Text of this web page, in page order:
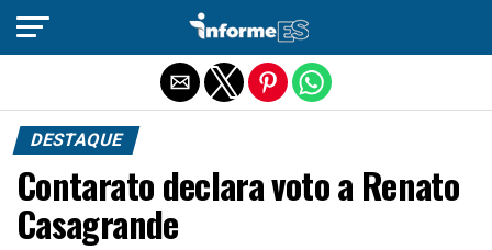
DESTAQUE
Contarato declara voto a Renato
Casagrande
Sair da versão mobile